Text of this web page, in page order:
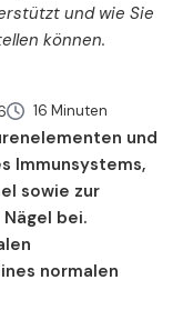
und wie Sie
können.
16 Minuten
und
Immunsystems,
sowie zur
bei.
normalen